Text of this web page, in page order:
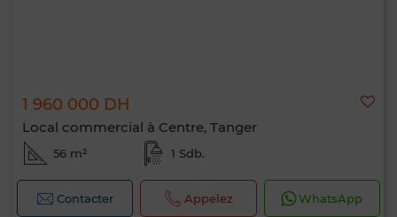
1 960 000 DH
Local commercial à Centre, Tanger
56 m² 1 Sdb.
Contacter Appelez WhatsApp